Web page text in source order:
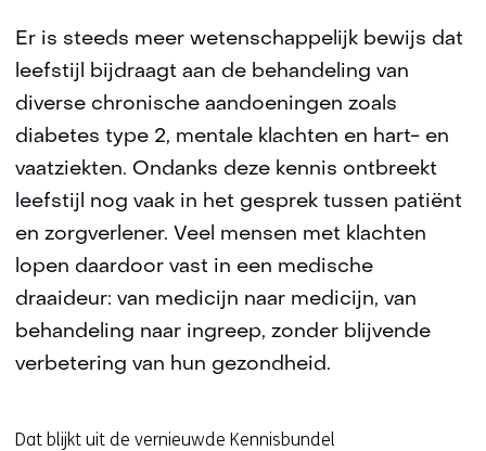
Er is steeds meer wetenschappelijk bewijs dat
leefstijl bijdraagt aan de behandeling van
diverse chronische aandoeningen zoals
diabetes type 2, mentale klachten en hart- en
vaatziekten. Ondanks deze kennis ontbreekt
leefstijl nog vaak in het gesprek tussen patiënt
en zorgverlener. Veel mensen met klachten
lopen daardoor vast in een medische
draaideur: van medicijn naar medicijn, van
behandeling naar ingreep, zonder blijvende
verbetering van hun gezondheid.
Dat blijkt uit de vernieuwde Kennisbundel